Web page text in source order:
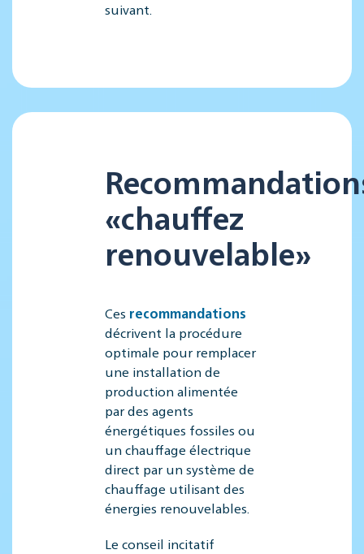
suivant.
«chauffez
renouvelable»
Ces recommandations
décrivent la procédure
optimale pour remplacer
une installation de
production alimentée
par des agents
énergétiques fossiles ou
un chauffage électrique
direct par un système de
chauffage utilisant des
énergies renouvelables.
Le conseil incitatif